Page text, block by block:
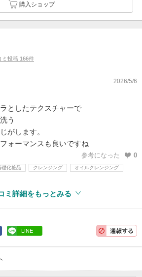
購入ショップ
ミ投稿 166件
2026/5/6
としたテクスチャーで
う
がします。
ォーマンスも良いですね
参考になった 0
礎化粧品 クレンジング オイルクレンジング
ミ詳細をもっとみる
LINE